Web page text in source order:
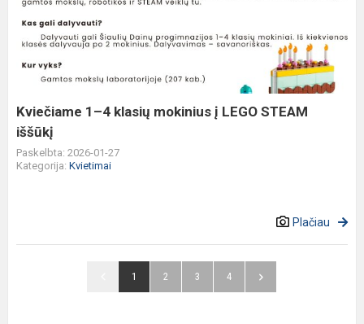
4
klasių
mokinius
STEAM
iššūkį
Kviečiame 1–4 klasių mokinius į LEGO STEAM
iššūkį
Paskelbta: 2026-01-27
Kategorija: Kvietimai
Plačiau
1 2 3 4